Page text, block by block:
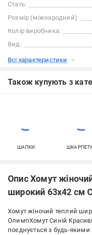
Стать:
Розмір (міжнародний):
Колір виробника:
Вид:
Всі характеристики
Також купують з
ШАПКИ
Опис Хомут
широкий 63х42 см
Хомут жіночий теплий
ОлимпХомут Синій
поєднується з будь-якими